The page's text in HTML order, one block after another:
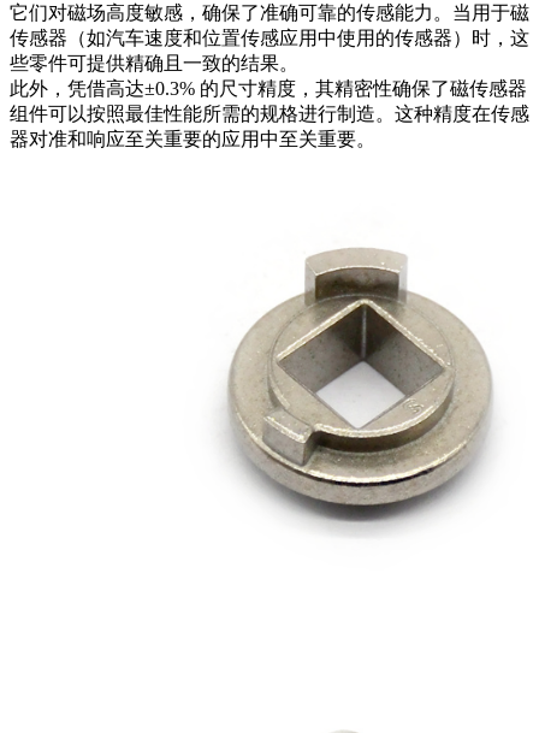
它们对磁场高度敏感，确保了准确可靠的传感能力。当用于磁
传感器（如汽车速度和位置传感应用中使用的传感器）时，这
些零件可提供精确且一致的结果。
此外，凭借高达±0.3% 的尺寸精度，其精密性确保了磁传感器
组件可以按照最佳性能所需的规格进行制造。这种精度在传感
器对准和响应至关重要的应用中至关重要。